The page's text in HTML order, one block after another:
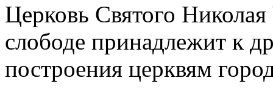
Церковь Святого
слободе принадлежит к
построения церквям